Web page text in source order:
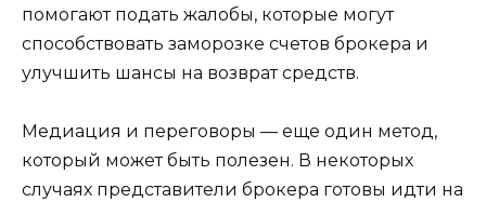
помогают подать жалобы, которые могут
способствовать заморозке счетов брокера и
улучшить шансы на возврат средств.
Медиация и переговоры — еще один метод,
который может быть полезен. В некоторых
случаях представители брокера готовы идти на